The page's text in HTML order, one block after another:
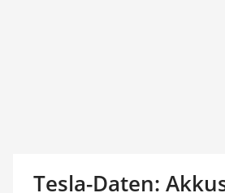
Tesla-Daten: